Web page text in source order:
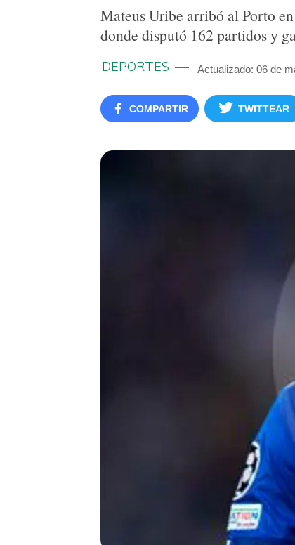
Mateus Uribe arribó al Porto
donde disputó 162 partidos y
DEPORTES Actualizado: 06 de
COMPARTIR TWITTEAR